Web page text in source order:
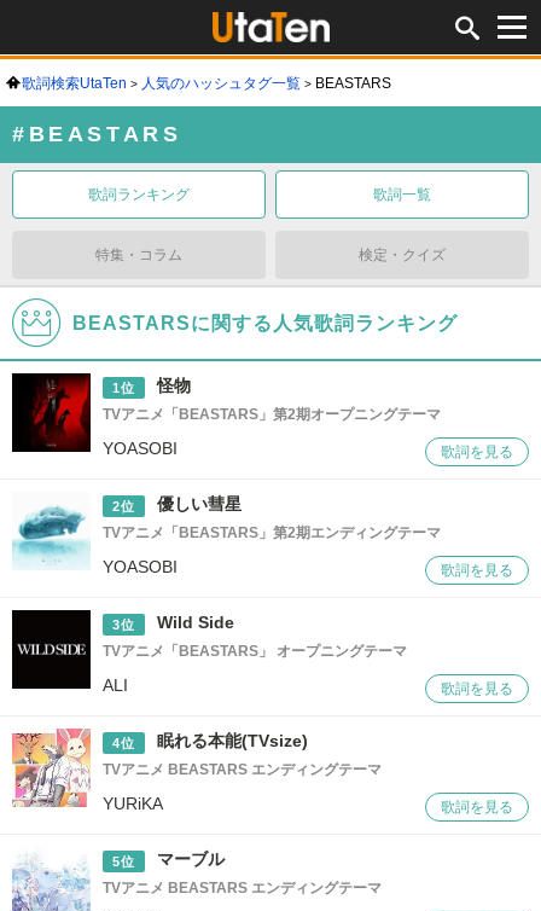
歌詞検索UtaTen 人気のハッシュタグ一覧 BEASTARS
#BEASTARS
歌詞ランキング 歌詞一覧
特集・コラム 検定・クイズ
BEASTARSに関する人気歌詞ランキング
1位 怪物
TVアニメ「BEASTARS」第2期オープニングテーマ
YOASOBI 歌詞を見る
2位 優しい彗星
TVアニメ「BEASTARS」第2期エンディングテーマ
YOASOBI 歌詞を見る
3位 Wild Side
TVアニメ「BEASTARS」 オープニングテーマ
ALI 歌詞を見る
4位 眠れる本能(TVsize)
TVアニメ BEASTARS エンディングテーマ
YURiKA 歌詞を見る
5位 マーブル
TVアニメ BEASTARS エンディングテーマ